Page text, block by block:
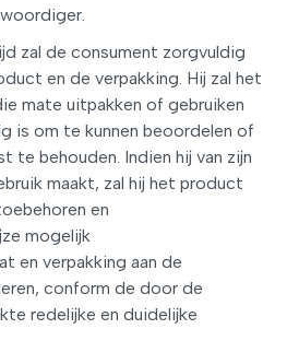
zal de consument zorgvuldig
en de verpakking. Hij zal het
mate uitpakken of gebruiken
is om te kunnen beoordelen of
te behouden. Indien hij van zijn
maakt, zal hij het product
en
mogelijk
en verpakking aan de
conform de door de
redelijke en duidelijke